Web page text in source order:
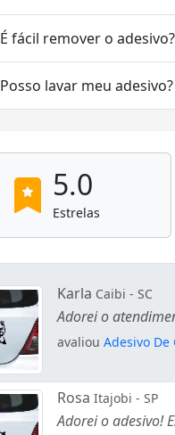
É fácil remover o
Posso lavar meu adesivo?
5.0
Estrelas
Karla Caibi - SC
Adorei o
avaliou Adesivo
Rosa Itajobi - SP
Adorei o adesivo!